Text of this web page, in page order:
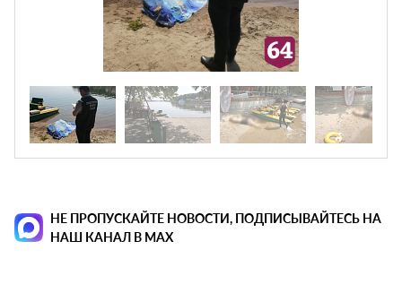
НЕ ПРОПУСКАЙТЕ НОВОСТИ, ПОДПИСЫВАЙТЕСЬ НА
НАШ КАНАЛ В MAX